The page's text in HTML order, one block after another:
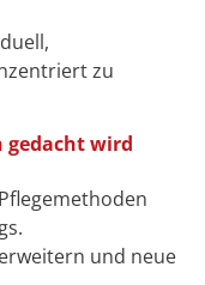
zu
gedacht wird
und neue